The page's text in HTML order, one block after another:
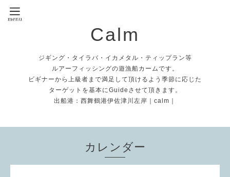
Calm
ジギング・タイラバ・イカメタル・ティップラン等
ルアーフィッシングの遊漁船カームです。
ビギナーから上級者まで満足して頂けるよう季節に応じた
ターゲットを基本にGuideさせて頂きます。
出船港：西舞鶴港伊佐津川左岸｜calm｜
カレンダー